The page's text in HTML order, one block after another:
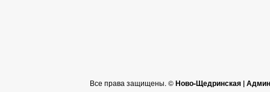
Все права защищены. ©Ново-Щедринская |